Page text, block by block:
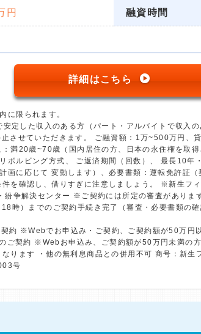
円 融資時間
詳細はこちら
に限られます。
定した収入のある方（パート・アルバイトで収入
させていただきます。 ご融資額：1万~500万円、
満20歳~70歳（国内居住の方、日本の永住権を取
ボルビング方式、 ご返済期間（回数）、 最長10年
画に応じて 変動します）、必要書類：運転免許証
を確認し、借りすぎに注意しましょう。 ※新生フ
争解決センター ※ご契約には所定の審査がありま
時）までのご契約手続き完了（審査・必要書類の
約 ※Webでお申込み・ご契約、ご契約額が50万円
契約 ※Webお申込み、ご契約額が50万円未満の
ります ・他の無利息商品との併用不可 商号：新生
号